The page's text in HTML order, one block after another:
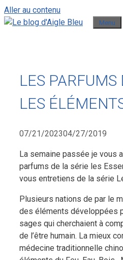
Aller au contenu
Menu
LES PARFUMS
LES
07/21/202304/27/2019
La semaine passée je vous
parfums de la série les
vous entretiens de la série
Plusieurs nations de par le
des éléments développées
sages qui cherchaient à
de l’être humain. La mieux
médecine traditionnelle